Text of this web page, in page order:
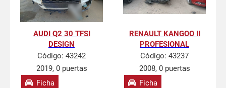
AUDI Q2 30 TFSI
DESIGN
Código: 43242
2019, 0 puertas
Ficha
RENAULT KANGOO II
PROFESIONAL
Código: 43237
2008, 0 puertas
Ficha